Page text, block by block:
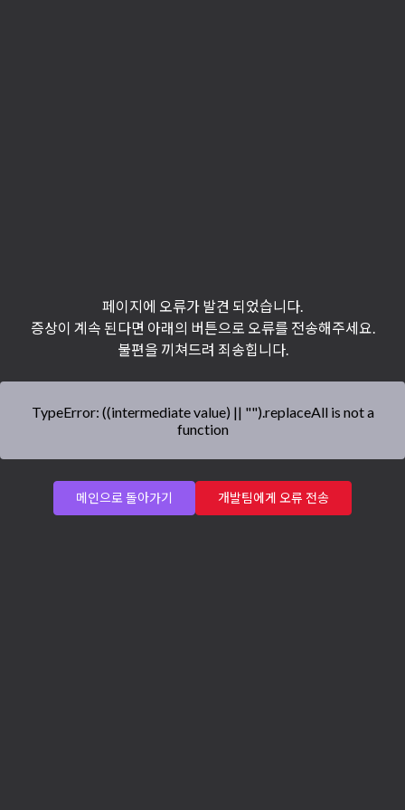
페이지에 오류가 발견 되었습니다.
증상이 계속 된다면 아래의 버튼으로 오류를 전송해주세요.
불편을 끼쳐드려 죄송힙니다.
TypeError: ((intermediate value) || "").replaceAll is not a
function
메인으로 돌아가기 개발팀에게 오류 전송